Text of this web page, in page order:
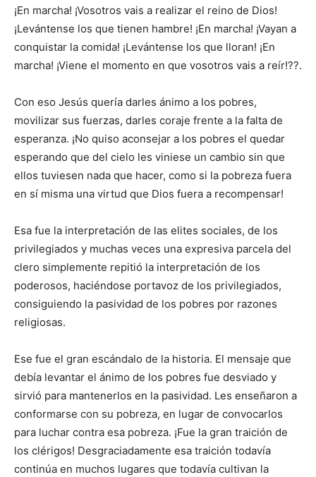
¡En marcha! ¡Vosotros vais a realizar el reino de Dios!
¡Levántense los que tienen hambre! ¡En marcha! ¡Vayan a
conquistar la comida! ¡Levántense los que lloran! ¡En
marcha! ¡Viene el momento en que vosotros vais a reír!??.
Con eso Jesús quería darles ánimo a los pobres,
movilizar sus fuerzas, darles coraje frente a la falta de
esperanza. ¡No quiso aconsejar a los pobres el quedar
esperando que del cielo les viniese un cambio sin que
ellos tuviesen nada que hacer, como si la pobreza fuera
en sí misma una virtud que Dios fuera a recompensar!
Esa fue la interpretación de las elites sociales, de los
privilegiados y muchas veces una expresiva parcela del
clero simplemente repitió la interpretación de los
poderosos, haciéndose portavoz de los privilegiados,
consiguiendo la pasividad de los pobres por razones
religiosas.
Ese fue el gran escándalo de la historia. El mensaje que
debía levantar el ánimo de los pobres fue desviado y
sirvió para mantenerlos en la pasividad. Les enseñaron a
conformarse con su pobreza, en lugar de convocarlos
para luchar contra esa pobreza. ¡Fue la gran traición de
los clérigos! Desgraciadamente esa traición todavía
continúa en muchos lugares que todavía cultivan la